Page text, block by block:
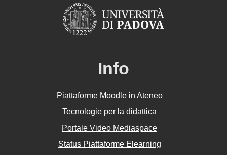
Info
Piattaforme Moodle in Ateneo
Tecnologie per la didattica
Portale Video Mediaspace
Status Piattaforme Elearning